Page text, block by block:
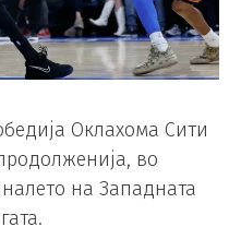
Оклахома Сити
во
на Западната